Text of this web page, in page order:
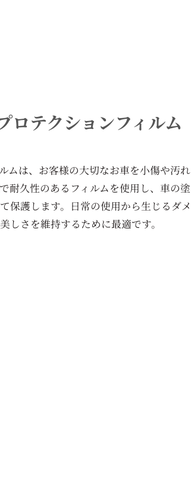
ロテクションフィルム
ムは、お客様の大切なお車を小傷や汚れ
耐久性のあるフィルムを使用し、車の塗
保護します。日常の使用から生じるダメ
しさを維持するために最適です。